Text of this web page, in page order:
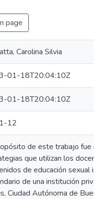
page
Carolina Silvia
01-18T20:04:10Z
01-18T20:04:10Z
12
de este trabajo fue
que utilizan los
de educación sexual
de una institución
Ciudad Autónoma de